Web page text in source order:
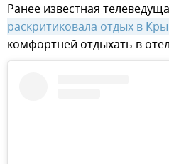
Ранее известная
раскритиковала отдых в
комфортней отдыхать в